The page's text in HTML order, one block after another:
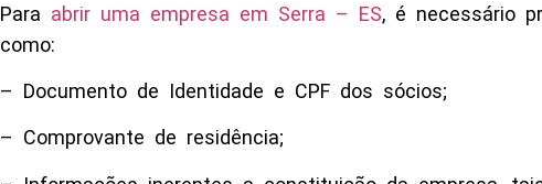
Para abrir uma empresa em Serra – ES, é necessário
como:
– Documento de Identidade e CPF dos sócios;
– Comprovante de residência;